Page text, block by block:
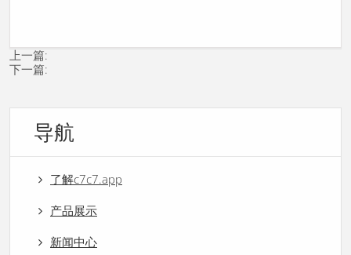
上一篇:
下一篇:
导航
了解c7c7.app
产品展示
新闻中心